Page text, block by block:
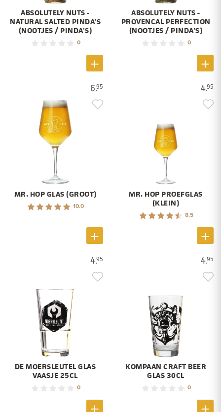
ABSOLUTELY NUTS -
NATURAL SALTED PINDA'S
(NOOTJES / PINDA'S)
0
ABSOLUTELY NUTS -
PROVENCAL PERFECTION
(NOOTJES / PINDA'S)
0
6.95
MR. HOP GLAS (GROOT)
10.0
4.95
MR. HOP PROEFGLAS
(KLEIN)
8.5
4.95
DE MOERSLEUTEL GLAS
VAASJE 25CL
0
4.95
KOMPAAN CRAFT BEER
GLAS 30CL
0